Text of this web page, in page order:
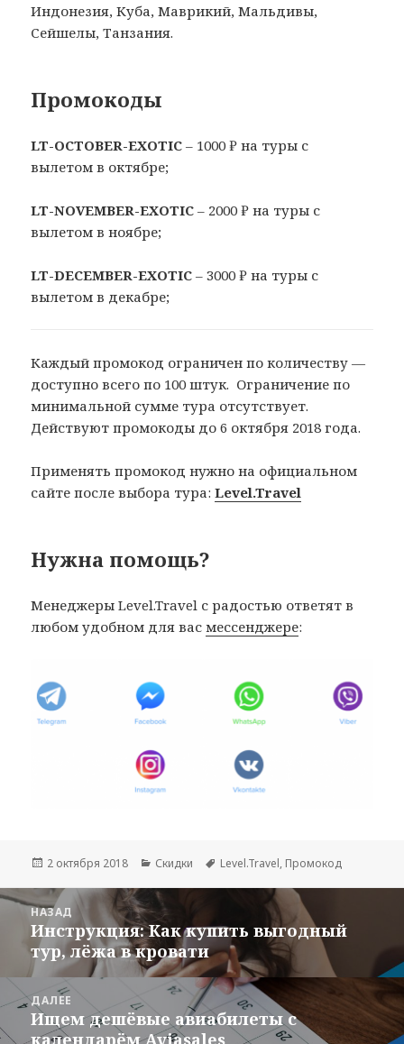
Индонезия, Куба, Маврикий, Мальдивы,
Сейшелы, Танзания.
Промокоды
LT-OCTOBER-EXOTIC – 1000 ₽ на туры с
вылетом в октябре;
LT-NOVEMBER-EXOTIC – 2000 ₽ на туры с
вылетом в ноябре;
LT-DECEMBER-EXOTIC – 3000 ₽ на туры с
вылетом в декабре;
Каждый промокод ограничен по количеству —
доступно всего по 100 штук. Ограничение по
минимальной сумме тура отсутствует.
Действуют промокоды до 6 октября 2018 года.
Применять промокод нужно на официальном
сайте после выбора тура:Level.Travel
Нужна помощь?
Менеджеры Level.Travel с радостью ответят в
любом удобном для васмессенджере:
Опубликовано
2 октября 2018 Рубрики
Скидки Метки
Level.Travel, Промокод
Навигация
записям
НАЗАД
Предыдущая
запись:
Инструкция: Как купить выгодный
тур, лёжа в кровати
ДАЛЕЕ
Следующая
запись:
Ищем дешёвые авиабилеты с
календарём Aviasales